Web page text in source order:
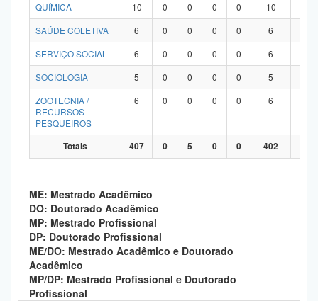
QUÍMICA
10 0 0 0 0 10
SAÚDE COLETIVA
6 0 0 0 0 6
SERVIÇO SOCIAL
6 0 0 0 0 6
SOCIOLOGIA
5 0 0 0 0 5
ZOOTECNIA /
RECURSOS
PESQUEIROS
6 0 0 0 0 6
Totais 407 0 5 0 0 402
ME: Mestrado Acadêmico
DO: Doutorado Acadêmico
MP: Mestrado Profissional
DP: Doutorado Profissional
ME/DO: Mestrado Acadêmico e Doutorado
Acadêmico
MP/DP: Mestrado Profissional e Doutorado
Profissional